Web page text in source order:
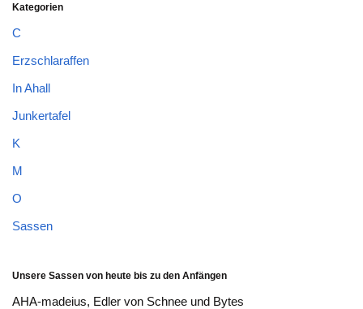
Kategorien
C
Erzschlaraffen
In Ahall
Junkertafel
K
M
O
Sassen
Unsere Sassen von heute bis zu den Anfängen
AHA-madeius, Edler von Schnee und Bytes